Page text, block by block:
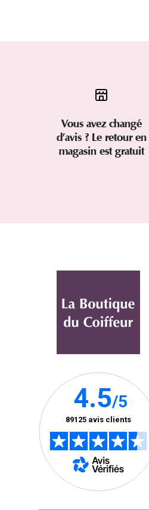
Vous avez changé
d’avis ? Le retour en
magasin est gratuit